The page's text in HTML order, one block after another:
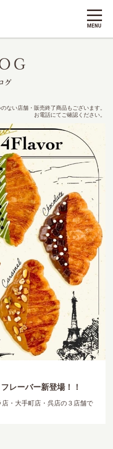
グ
ない店舗・販売終了商品もございます。
お電話にてご確認ください。
レーバー新登場！！
・大手町店・呉店の３店舗で